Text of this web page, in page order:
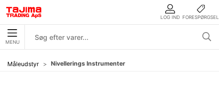
LOG IND FORESPØRGSEL
MENU
Måleudstyr Nivellerings Instrumenter